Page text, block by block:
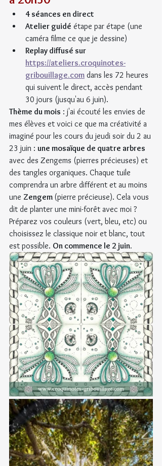
4 séances en direct
Atelier guidé étape par étape (une
caméra filme ce que je dessine)
Replay diffusé sur
https://ateliers.croquinotes-
gribouillage.com dans les 72 heures
qui suivent le direct, accès pendant
30 jours (jusqu'au 6 juin).
Thème du mois : j'ai écouté les envies de
mes élèves et voici ce que ma créativité a
imaginé pour les cours du jeudi soir du 2 au
23 juin : une mosaïque de quatre arbres
avec des Zengems (pierres précieuses) et
des tangles organiques. Chaque tuile
comprendra un arbre différent et au moins
une Zengem (pierre précieuse). Cela vous
dit de planter une mini-forêt avec moi ?
Préparez vos couleurs (vert, bleu, etc) ou
choisissez le classique noir et blanc, tout
est possible. On commence le 2 juin.